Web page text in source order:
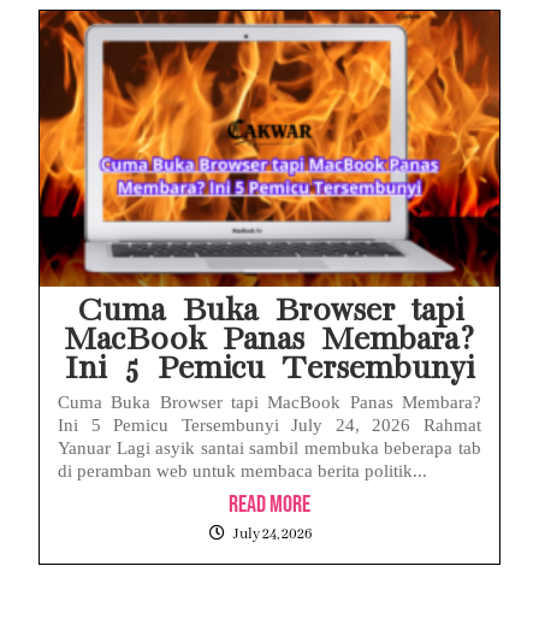
Cuma Buka Browser tapi
MacBook Panas Membara?
Ini 5 Pemicu Tersembunyi
Cuma Buka Browser tapi MacBook Panas Membara?
Ini 5 Pemicu Tersembunyi July 24, 2026 Rahmat
Yanuar Lagi asyik santai sambil membuka beberapa tab
di peramban web untuk membaca berita politik...
Read More
July 24, 2026